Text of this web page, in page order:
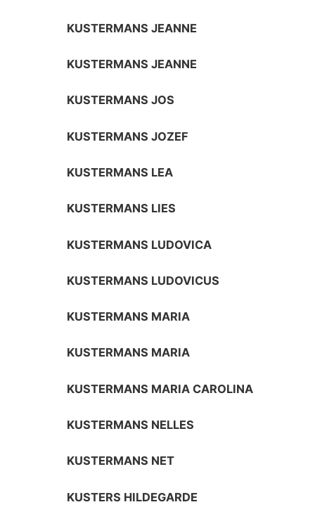
KUSTERMANS JEANNE
KUSTERMANS JEANNE
KUSTERMANS JOS
KUSTERMANS JOZEF
KUSTERMANS LEA
KUSTERMANS LIES
KUSTERMANS LUDOVICA
KUSTERMANS LUDOVICUS
KUSTERMANS MARIA
KUSTERMANS MARIA
KUSTERMANS MARIA CAROLINA
KUSTERMANS NELLES
KUSTERMANS NET
KUSTERS HILDEGARDE